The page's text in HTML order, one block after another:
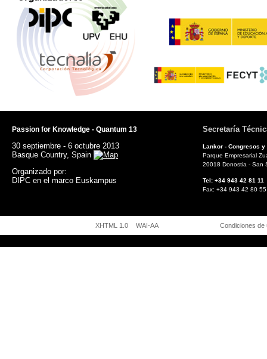
Passion for Knowledge - Quantum 13
30 septiembre - 6 octubre 2013
Basque Country, Spain
Organizado por:
DIPC en el marco Euskampus
Secretaría
Lankor - Congresos y
Parque Empresarial
20018 Donostia - San
Tel: +34 943 42
Fax: +34 943 42
XHTML 1.0 WAI-AA Condiciones de